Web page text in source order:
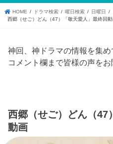
HOME ドラマ検索 曜日検索
日曜日
西郷（せご）どん（47）「敬天愛人」最終回
神回、神ドラマの情報を集
コメント欄まで皆様の声をお
西郷（せご）どん（47
動画